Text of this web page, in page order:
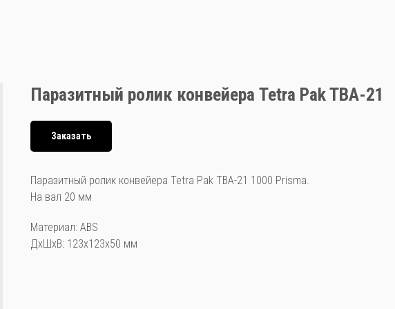
Паразитный ролик конвейера Tetra Pak TBA-21
Заказать
Паразитный ролик конвейера Tetra Pak TBA-21 1000 Prisma.
На вал 20 мм
Материал: ABS
ДxШxВ: 123x123x50 мм